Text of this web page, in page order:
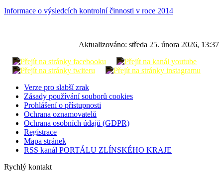
Informace o výsledcích kontrolní činnosti v roce 2014
Aktualizováno: středa 25. února 2026, 13:37
Verze pro slabší zrak
Zásady používání souborů cookies
Prohlášení o přístupnosti
Ochrana oznamovatelů
Ochrana osobních údajů (GDPR)
Registrace
Mapa stránek
RSS kanál PORTÁLU ZLÍNSKÉHO KRAJE
Rychlý kontakt